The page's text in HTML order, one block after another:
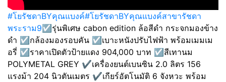
#โยรัชดาBYคุณแบงค์#โยรัชดาBYคุณแบงค์สาขารัชดา
พระราม9☑️รุ่นพิเศษ cabon edition ล้อสีดำ กระจกมองข้าง
ดำ ☑️กล้องมองรอบคัน ☑️เบาะหนังปรับไฟฟ้า พร้อมเมมเม
อรี่ ☑️ราคาเปิดตัวป้ายแดง 904,000 บาท ☑️สีเทานม
POLYMETAL GREY ✔️เครื่องยนต์เบนซิน 2.0 ลิตร 156
แรงม้า 204 นิวตันเมตร ✔️เกียร์อัตโนมัติ 6 จังหวะ พร้อม